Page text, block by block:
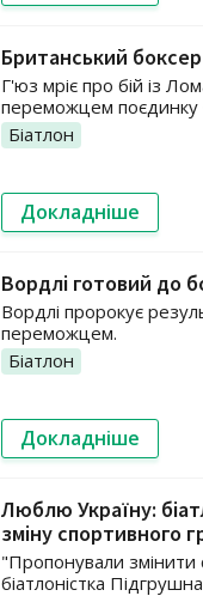
Британський
Г'юз мріє про бій із
переможцем поєдинку
Біатлон
Докладніше
Вордлі готовий до
Вордлі пророкує
переможцем.
Біатлон
Докладніше
Люблю Україну:
зміну спортивного
"Пропонували змінити
біатлоністка